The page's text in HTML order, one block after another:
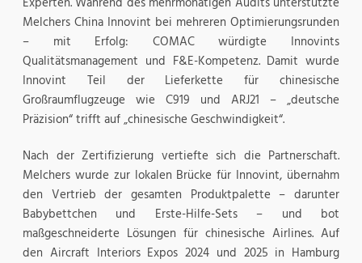
Melchers China Innovint bei mehreren Optimierungsrunden
– mit Erfolg: COMAC würdigte Innovints
Qualitätsmanagement und F&E-Kompetenz. Damit wurde
Innovint Teil der Lieferkette für chinesische
Großraumflugzeuge wie C919 und ARJ21 – „deutsche
Präzision“ trifft auf „chinesische Geschwindigkeit“.
Nach der Zertifizierung vertiefte sich die Partnerschaft.
Melchers wurde zur lokalen Brücke für Innovint, übernahm
den Vertrieb der gesamten Produktpalette – darunter
Babybettchen und Erste-Hilfe-Sets – und bot
maßgeschneiderte Lösungen für chinesische Airlines. Auf
den Aircraft Interiors Expos 2024 und 2025 in Hamburg